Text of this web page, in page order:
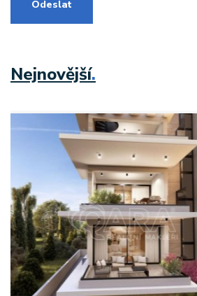
Odeslat
Nejnovější.